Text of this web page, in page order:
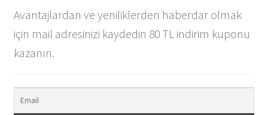
Avantajlardan ve yeniliklerden haberdar olmak
için mail adresinizi kaydedin 80 TL indirim kuponu
kazanın.